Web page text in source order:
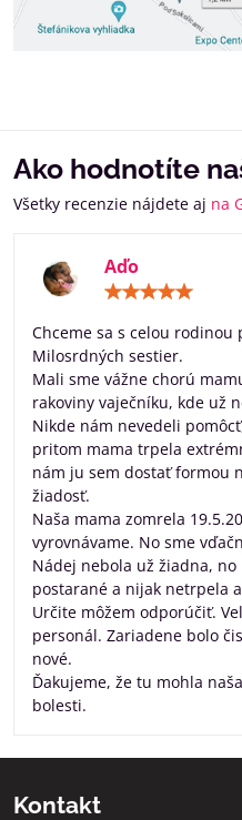
Ako hodnotíte
Všetky recenzie nájdete aj na
Aďo
Chceme sa s celou rodinou
Milosrdných sestier.
Mali sme vážne chorú
rakoviny vaječníku, kde už
Nikde nám nevedeli
pritom mama trpela
nám ju sem dostať formou
žiadosť.
Naša mama zomrela
vyrovnávame. No sme
Nádej nebola už žiadna,
postarané a nijak netrpela
Určite môžem odporúčiť.
personál. Zariadene bolo
nové.
Ďakujeme, že tu mohla
bolesti.
Kontakt